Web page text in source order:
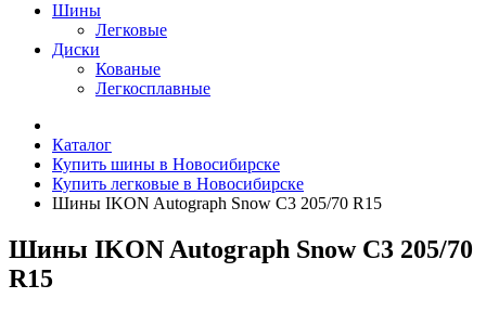
Шины
Легковые
Диски
Кованые
Легкосплавные
Каталог
Купить шины в Новосибирске
Купить легковые в Новосибирске
Шины IKON Autograph Snow C3 205/70 R15
Шины IKON Autograph Snow C3 205/70
R15